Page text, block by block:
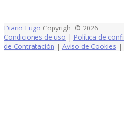
Diario Lugo Copyright © 2026.
Condiciones de uso | Política de
de Contratación | Aviso de Cookies |